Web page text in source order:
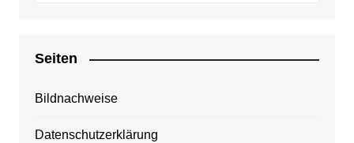
Seiten
Bildnachweise
Datenschutzerklärung